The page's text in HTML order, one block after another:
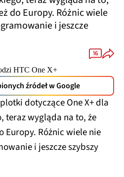
do Europy. Różnic wiele
i jeszcze
16
źródeł w Google
dotyczące One X+ dla
teraz wygląda na to, że
Różnic wiele nie
i jeszcze szybszy